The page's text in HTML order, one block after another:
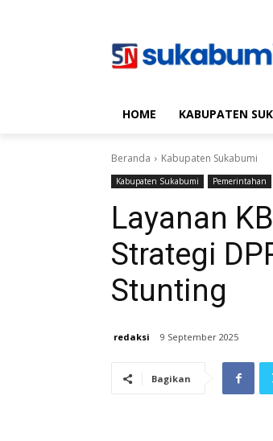
HOME KABUPATEN
Beranda Kabupaten Sukabumi
Kabupaten Sukabumi Pemerintahan
Layanan
Strategi
Stunting
redaksi 9 September 2025
Bagikan